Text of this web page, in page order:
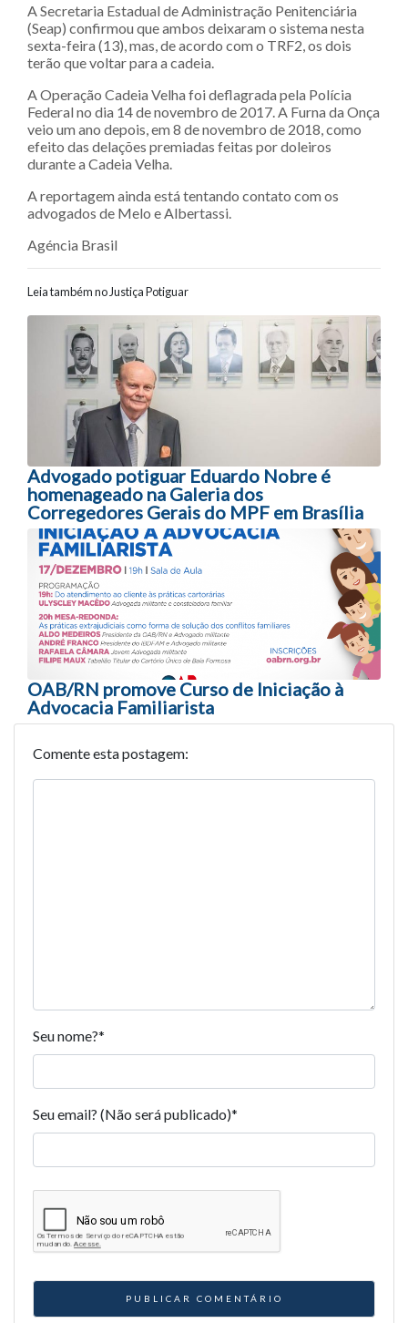
A Secretaria Estadual de Administração Penitenciária
(Seap) confirmou que ambos deixaram o sistema nesta
sexta-feira (13), mas, de acordo com o TRF2, os dois
terão que voltar para a cadeia.
A Operação Cadeia Velha foi deflagrada pela Polícia
Federal no dia 14 de novembro de 2017. A Furna da Onça
veio um ano depois, em 8 de novembro de 2018, como
efeito das delações premiadas feitas por doleiros
durante a Cadeia Velha.
A reportagem ainda está tentando contato com os
advogados de Melo e Albertassi.
Agéncia Brasil
Leia também no Justiça Potiguar
Navegação entre posts
Advogado potiguar Eduardo Nobre é
homenageado na Galeria dos
Corregedores Gerais do MPF em Brasília
OAB/RN promove Curso de Iniciação à
Advocacia Familiarista
Comente esta postagem:
Seu nome?*
Seu email? (Não será publicado)*